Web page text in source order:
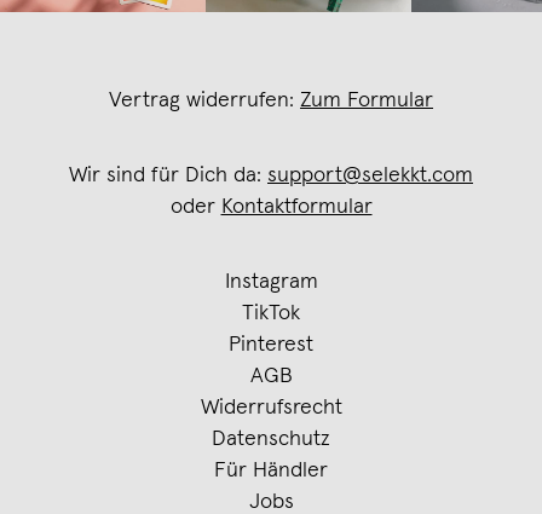
Vertrag widerrufen: Zum Formular
Wir sind für Dich da: support@selekkt.com
oder Kontaktformular
Instagram
TikTok
Pinterest
AGB
Widerrufsrecht
Datenschutz
Für Händler
Jobs